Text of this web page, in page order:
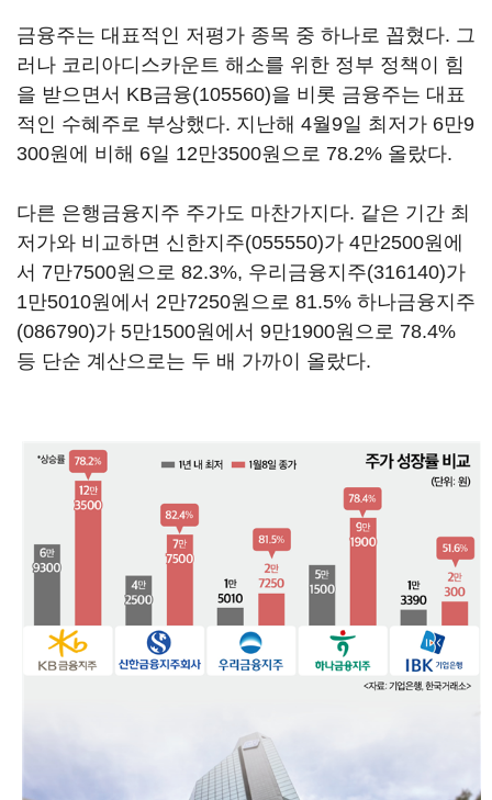
금융주는 대표적인 저평가 종목 중 하나로 꼽혔다. 그
러나 코리아디스카운트 해소를 위한 정부 정책이 힘
을 받으면서 KB금융(105560)을 비롯 금융주는 대표
적인 수혜주로 부상했다. 지난해 4월9일 최저가 6만9
300원에 비해 6일 12만3500원으로 78.2% 올랐다.
다른 은행금융지주 주가도 마찬가지다. 같은 기간 최
저가와 비교하면 신한지주(055550)가 4만2500원에
서 7만7500원으로 82.3%, 우리금융지주(316140)가
1만5010원에서 2만7250원으로 81.5% 하나금융지주
(086790)가 5만1500원에서 9만1900원으로 78.4%
등 단순 계산으로는 두 배 가까이 올랐다.